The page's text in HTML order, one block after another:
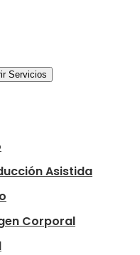
Servicios
Asistida
Corporal